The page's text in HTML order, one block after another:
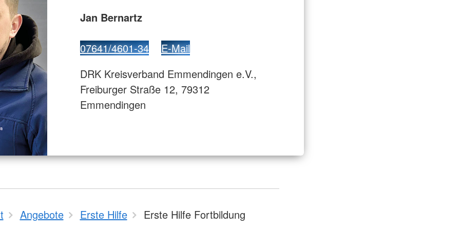
Jan Bernartz
07641/4601-34
E-Mail
DRK Kreisverband Emmendingen e.V.,
Freiburger Straße 12, 79312
Emmendingen
Angebote Erste Hilfe Erste Hilfe Fortbildung